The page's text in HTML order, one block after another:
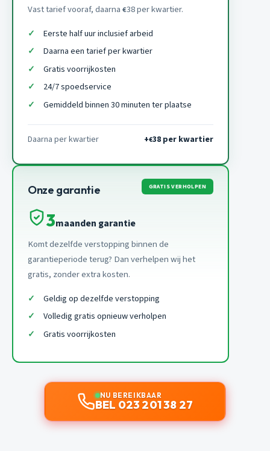
Vast tarief vooraf, daarna €38 per kwartier.
Eerste half uur inclusief arbeid
Daarna een tarief per kwartier
Gratis voorrijkosten
24/7 spoedservice
Gemiddeld binnen 30 minuten ter plaatse
Daarna per kwartier +€38 per kwartier
Onze garantie GRATIS VERHOLPEN
3maanden garantie
Komt dezelfde verstopping binnen de
garantieperiode terug? Dan verhelpen wij het
gratis, zonder extra kosten.
Geldig op dezelfde verstopping
Volledig gratis opnieuw verholpen
Gratis voorrijkosten
NU BEREIKBAAR
BEL 023 201 38 27